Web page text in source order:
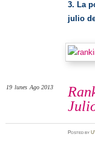
3. La
julio
19 lunes Ago 2013
Postedby